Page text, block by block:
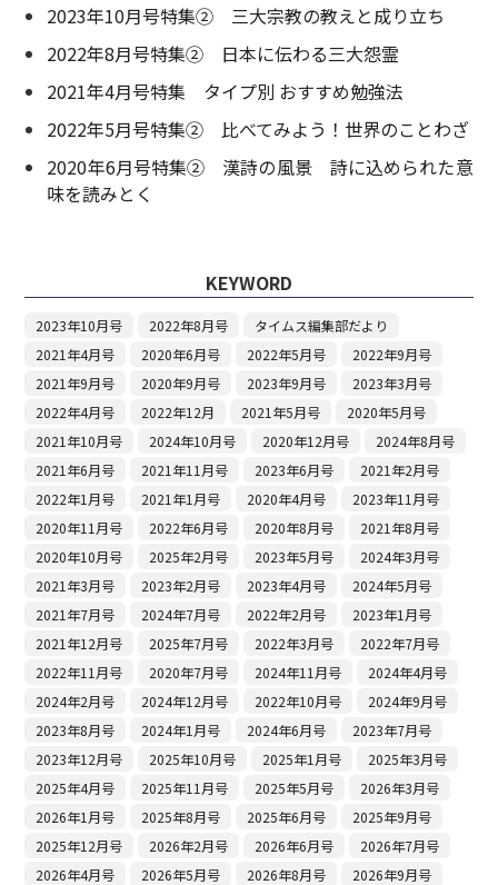
2023年10月号特集② 三大宗教の教えと成り立ち
2022年8月号特集② 日本に伝わる三大怨霊
2021年4月号特集 タイプ別 おすすめ勉強法
2022年5月号特集② 比べてみよう！世界のことわざ
2020年6月号特集② 漢詩の風景 詩に込められた意
味を読みとく
KEYWORD
2023年10月号 2022年8月号
タイムス編集部だより
2021年4月号
2020年6月号 2022年5月号
2022年9月号
2021年9月号
2020年9月号 2023年9月号
2023年3月号
2022年4月号
2022年12月 2021年5月号
2020年5月号
2021年10月号
2024年10月号 2020年12月号
2024年8月号
2021年6月号
2021年11月号 2023年6月号
2021年2月号
2022年1月号
2021年1月号 2020年4月号
2023年11月号
2020年11月号
2022年6月号 2020年8月号
2021年8月号
2020年10月号
2025年2月号 2023年5月号
2024年3月号
2021年3月号
2023年2月号 2023年4月号
2024年5月号
2021年7月号
2024年7月号 2022年2月号
2023年1月号
2021年12月号
2025年7月号 2022年3月号
2022年7月号
2022年11月号
2020年7月号 2024年11月号
2024年4月号
2024年2月号
2024年12月号 2022年10月号
2024年9月号
2023年8月号
2024年1月号 2024年6月号
2023年7月号
2023年12月号
2025年10月号 2025年1月号
2025年3月号
2025年4月号
2025年11月号 2025年5月号
2026年3月号
2026年1月号
2025年8月号 2025年6月号
2025年9月号
2025年12月号
2026年2月号 2026年6月号
2026年7月号
2026年4月号
2026年5月号 2026年8月号 2026年9月号